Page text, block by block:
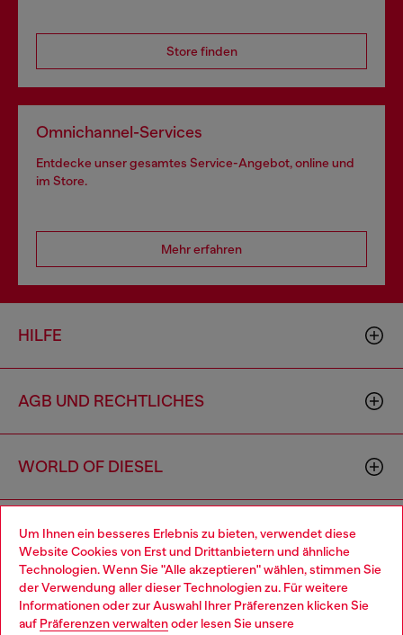
Um Ihnen ein besseres Erlebnis zu bieten, verwendet diese
Website Cookies von Erst und Drittanbietern und ähnliche
Technologien. Wenn Sie "Alle akzeptieren" wählen, stimmen Sie
der Verwendung aller dieser Technologien zu. Für weitere
Informationen oder zur Auswahl Ihrer Präferenzen klicken Sie
auf Präferenzen verwaltenoder lesen Sie unsere
Store finden
Omnichannel-Services
Entdecke unser gesamtes Service-Angebot, online und
im Store.
Mehr erfahren
HILFE
AGB UND RECHTLICHES
WORLD OF DIESEL
CORPORATE
Choose your location